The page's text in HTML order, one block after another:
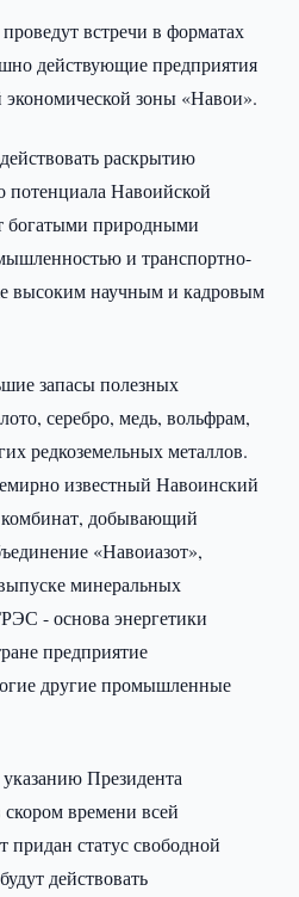
встречи в форматах
действующие предприятия
экономической зоны «Навои».
раскрытию
потенциала Навоийской
богатыми природными
и транспортно-
высоким научным и кадровым
запасы полезных
серебро, медь, вольфрам,
редкоземельных металлов.
известный Навоинский
комбинат, добывающий
«Навоиазот»,
минеральных
- основа энергетики
предприятие
другие промышленные
Президента
времени всей
придан статус свободной
действовать